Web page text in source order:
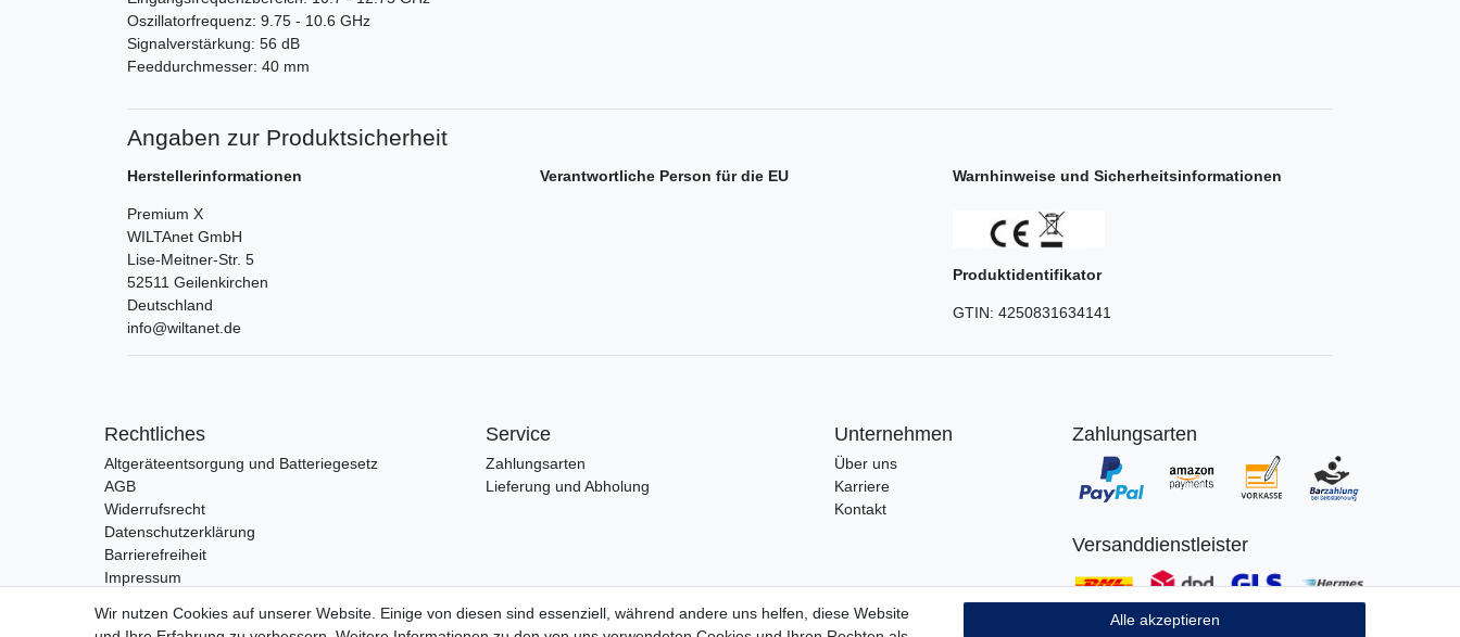
Oszillatorfrequenz: 9.75 - 10.6 GHz
Signalverstärkung: 56 dB
Feeddurchmesser: 40 mm
Angaben zur Produktsicherheit
Herstellerinformationen
Premium X
WILTAnet GmbH
Lise-Meitner-Str. 5
52511 Geilenkirchen
Deutschland
info@wiltanet.de
Verantwortliche Person für die EU Warnhinweise und Sicherheitsinformationen
Produktidentifikator
GTIN: 4250831634141
Rechtliches
Altgeräteentsorgung und Batteriegesetz
AGB
Widerrufsrecht
Datenschutzerklärung
Barrierefreiheit
Impressum
Service
Zahlungsarten
Lieferung und Abholung
Unternehmen
Über uns
Karriere
Kontakt
Zahlungsarten
Versanddienstleister
Wir nutzen Cookies auf unserer Website. Einige von diesen sind essenziell, während andere uns helfen, diese Website
Alle akzeptieren